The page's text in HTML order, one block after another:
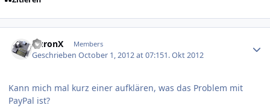
AuronX Members
GeschriebenOctober 1, 2012 at 07:151. Okt 2012
Kann mich mal kurz einer aufklären, was das Problem mit
PayPal ist?